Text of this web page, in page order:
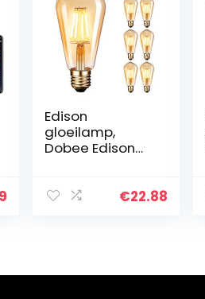
Edison
gloeilamp,
Dobee Edison
(4W/220V)
€22.88